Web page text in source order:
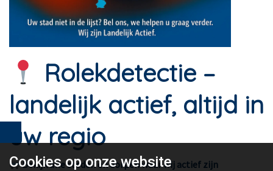
Rolekdetectie –
landelijk actief, altijd in
uw regio
Bekijk alle steden en dorpen waar wij actief zijn
Cookies oponze website